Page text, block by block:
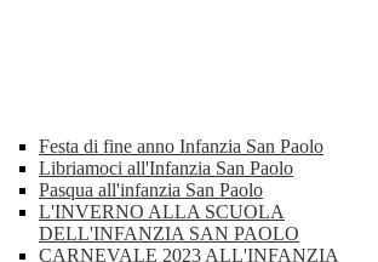
Festa di fine anno Infanzia San Paolo
Libriamoci all'Infanzia San Paolo
Pasqua all'infanzia San Paolo
L'INVERNO ALLA SCUOLA
DELL'INFANZIA SAN PAOLO
CARNEVALE 2023 ALL'INFANZIA